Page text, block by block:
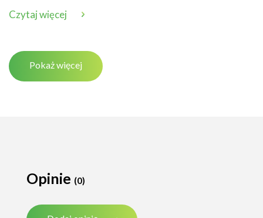
Czytaj więcej
Pokaż więcej
Opinie (0)